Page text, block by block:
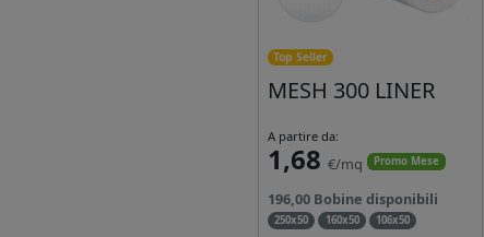
Top Seller
MESH 300 LINER
A partire da:
1,68 €/mq Promo Mese
196,00 Bobine disponibili
250x50 160x50 106x50